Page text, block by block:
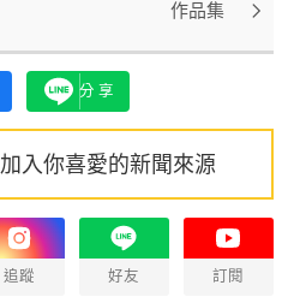
作品集
分享
入你喜愛的新聞來源
追蹤 好友 訂閱